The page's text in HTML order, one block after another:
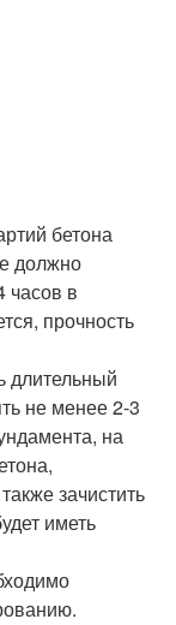
бетона
должно
часов в
прочность
длительный
не менее 2-3
на
зачистить
иметь